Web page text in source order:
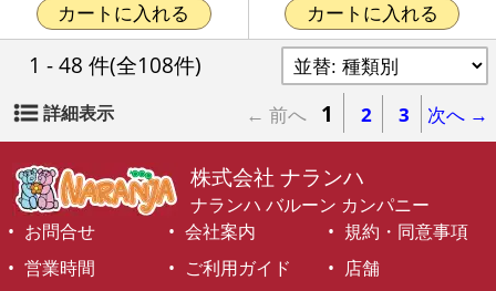
カートに入れる カートに入れる
1 - 48 件(全108件)
詳細表示 ← 前へ 1 2 3 次へ →
株式会社 ナランハ
ナランハ バルーン カンパニー
お問合せ
会社案内
規約・同意事項
営業時間
ご利用ガイド 店舗